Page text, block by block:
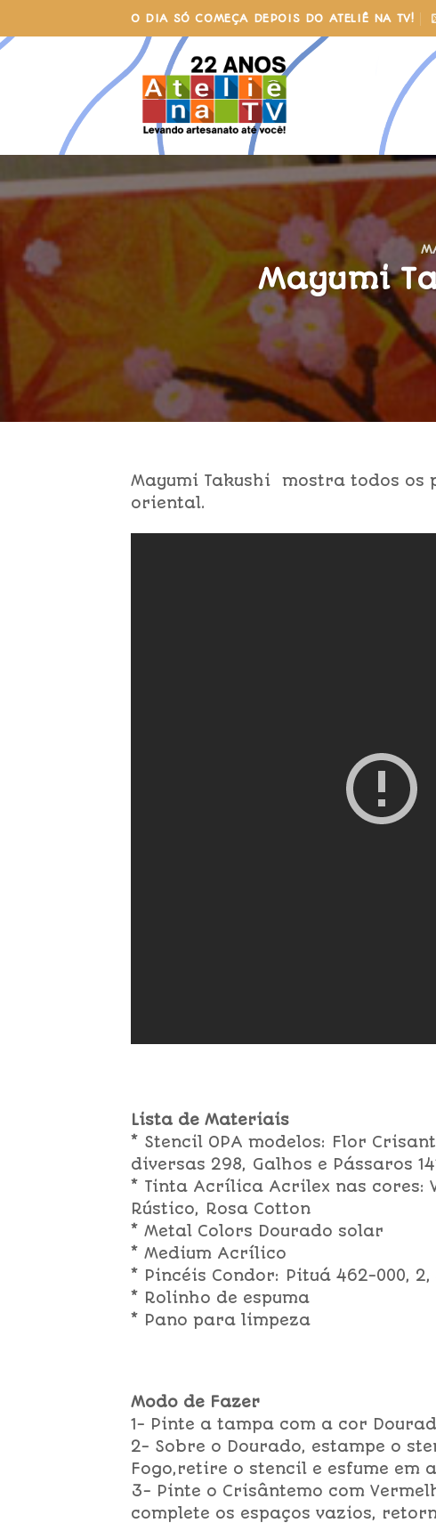
to
content
O DIA SÓ COMEÇA DEPOIS DO ATELIÊ NA TV!
Mayumi
Mayumi Takushi mostra todos os
oriental.
Lista de Materiais
* Stencil OPA modelos: Flor
diversas 298, Galhos e Pássaros
* Tinta Acrílica Acrilex nas cores:
Rústico, Rosa Cotton
* Metal Colors Dourado solar
* Medium Acrílico
* Pincéis Condor: Pituá 462-000, 2,
* Rolinho de espuma
* Pano para limpeza
Modo de Fazer
1- Pinte a tampa com a cor
2- Sobre o Dourado, estampe o
Fogo,retire o stencil e esfume em
3- Pinte o Crisântemo com
complete os espaços vazios,